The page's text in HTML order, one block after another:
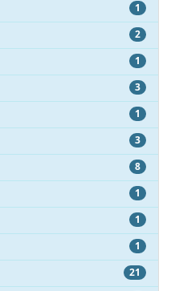
1
2
1
3
1
3
8
1
1
1
21